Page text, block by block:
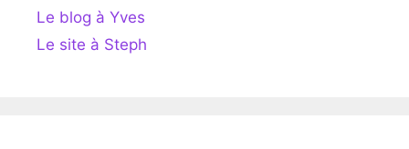
Le blog à Yves
Le site à Steph